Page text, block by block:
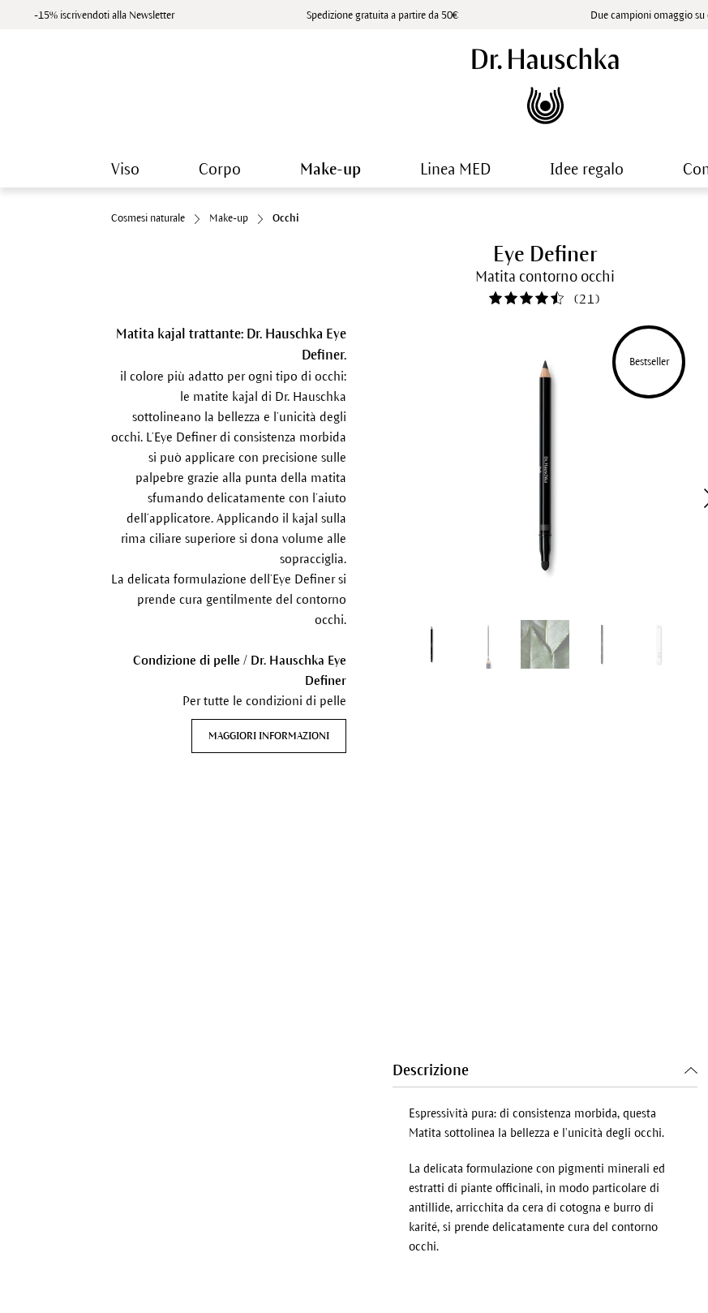
-15% iscrivendoti alla Newsletter Spedizione gratuita a partire da 50€ Due campioni omaggio su
Viso Corpo Make-up Linea MED Idee regalo
Cosmesi naturale Make-up Occhi
Eye Definer
Matita contorno occhi
(21)
Matita kajal trattante: Dr. Hauschka Eye
Definer.
il colore più adatto per ogni tipo di occhi:
le matite kajal di Dr. Hauschka
sottolineano la bellezza e l’unicità degli
occhi. L’Eye Definer di consistenza morbida
si può applicare con precisione sulle
palpebre grazie alla punta della matita
sfumando delicatamente con l’aiuto
dell’applicatore. Applicando il kajal sulla
rima ciliare superiore si dona volume alle
sopracciglia.
La delicata formulazione dell’Eye Definer si
prende cura gentilmente del contorno
occhi.
Condizione di pelle / Dr. Hauschka Eye
Definer
Per tutte le condizioni di pelle
MAGGIORI INFORMAZIONI
Bestseller
Descrizione
Espressività pura: di consistenza morbida, questa
Matita sottolinea la bellezza e l’unicità degli occhi.
La delicata formulazione con pigmenti minerali ed
estratti di piante officinali, in modo particolare di
antillide, arricchita da cera di cotogna e burro di
karité, si prende delicatamente cura del contorno
occhi.